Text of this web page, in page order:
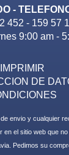
-
452 - 159 57
9:00 am -
IMPRIMIR
DE
envio y cualquier
en el sitio web que
Pedimos su